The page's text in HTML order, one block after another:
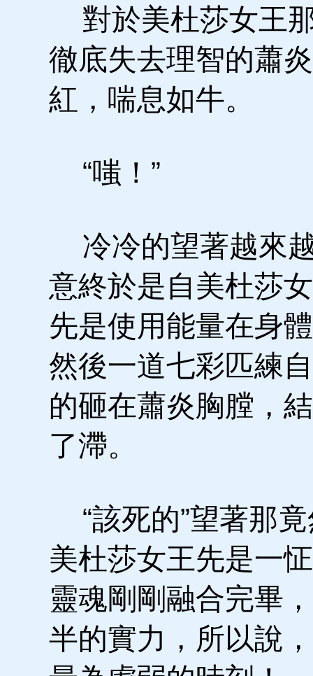
對於美杜莎女王
徹底失去理智的蕭
紅，喘息如牛。
“嗤！”
冷冷的望著越來
意終於是自美杜莎
先是使用能量在身
然後一道七彩匹練
的砸在蕭炎胸膛，
了滯。
“該死的”望著那
美杜莎女王先是一
靈魂剛剛融合完畢
半的實力，所以說